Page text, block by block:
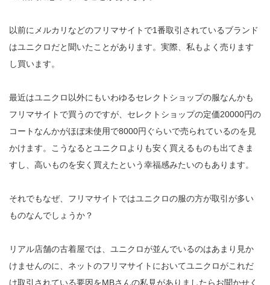
以前にメルカリなどのフリマサイトで1番取引されているブランド
はユニクロだと聞いたことがあります。実際、私もよく売ります
し買います。
最近はユニクロ以外にもいわゆるセレクトショップの服なんかも
フリマサイトで買うのですが、セレクトショップの定価20000円の
コートなんかがほぼ未使用で8000円ぐらいで売られているのを見
かけます。こうなるとユニクロよりも安く買えるものも出てきま
すし、高いものを安く買えたという幸福感みたいのもあります。
それでもなぜ、フリマサイトではユニクロの服の方が取引が多い
ものなんでしょうか？
リアル店舗の古着屋では、ユニクロが並んでいるのはあまり見か
けませんのに、ネットのフリマサイトにおいてユニクロがこれだ
け取引されている要因をMBさんの私見がありましたらお聞かせく